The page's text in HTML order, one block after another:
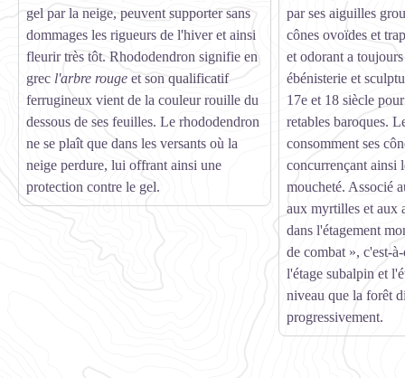
gel par la neige, peuvent supporter sans
dommages les rigueurs de l'hiver et ainsi
fleurir très tôt. Rhododendron signifie en
grec l'arbre rouge et son qualificatif
ferrugineux vient de la couleur rouille du
dessous de ses feuilles. Le rhododendron
ne se plaît que dans les versants où la
neige perdure, lui offrant ainsi une
protection contre le gel.
par ses aiguilles
cônes ovoïdes et
et odorant a
ébénisterie et
17e et 18 siècle
retables baroques.
consomment ses
concurrençant ainsi
moucheté. Associé
aux myrtilles et aux
dans l'étagement
de combat », c'est-
l'étage subalpin et
niveau que la forêt
progressivement.